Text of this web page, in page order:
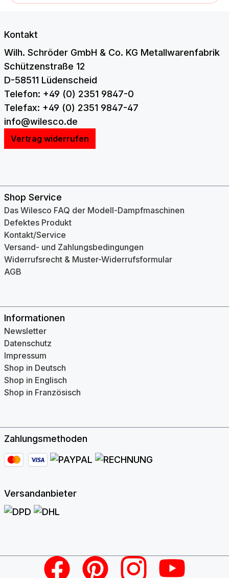
Kontakt
Wilh. Schröder GmbH & Co. KG Metallwarenfabrik
Schützenstraße 12
D-58511 Lüdenscheid
Telefon: +49 (0) 2351 9847-0
Telefax: +49 (0) 2351 9847-47
info@wilesco.de
Vertrag widerrufen
Shop Service
Das Wilesco FAQ der Modell-Dampfmaschinen
Defektes Produkt
Kontakt/Service
Versand- und Zahlungsbedingungen
Widerrufsrecht & Muster-Widerrufsformular
AGB
Informationen
Newsletter
Datenschutz
Impressum
Shop in Deutsch
Shop in Englisch
Shop in Französisch
Zahlungsmethoden
Versandanbieter